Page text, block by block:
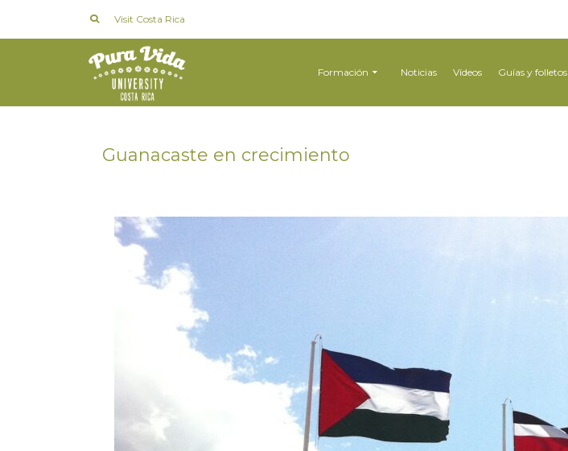
Visit Costa Rica
Formación Noticias Vídeos Guías y folletos
Guanacaste en crecimiento